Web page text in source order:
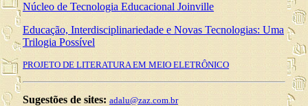
Núcleo de Tecnologia Educacional Joinville
Educação, Interdisciplinariedade e Novas Tecnologias: Uma
Trilogia Possível
PROJETO DE LITERATURA EM MEIO ELETRÔNICO
Sugestões de sites: adalu@zaz.com.br